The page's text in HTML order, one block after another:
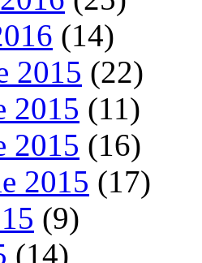
(14)
2015 (22)
2015 (11)
2015 (16)
2015 (17)
(9)
(14)